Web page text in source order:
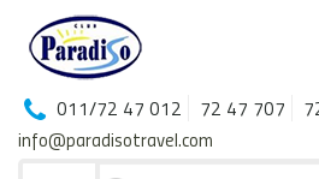
011/72 47 012 72 47 707
info@paradisotravel.com